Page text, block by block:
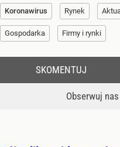
Koronawirus Rynek
Gospodarka Firmy i rynki
Obserwuj nas
SKOMENTUJ